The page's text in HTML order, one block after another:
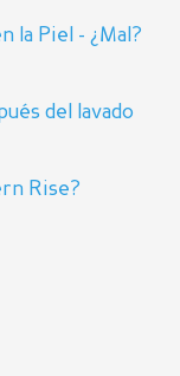
la Piel - ¿Mal?
del lavado
Rise?